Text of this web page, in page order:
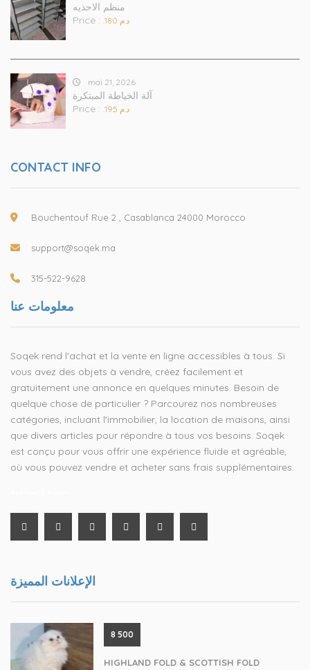
منظم الاحذيه
Price :
.د.م 180
mai 21, 2026
آلة الخياطة المبتكرة
Price :
.د.م 195
CONTACT INFO
Bouchentouf Rue 2 , Casablanca 24000 Morocco
support@soqek.ma
315-522-9628
معلومات عنا
Soqek rend l'achat et la vente en ligne accessibles à tous. Si
vous avez des objets à vendre, créez facilement et
gratuitement une annonce en quelques minutes. Besoin de
quelque chose de particulier ? Parcourez nos nombreuses
catégories, incluant l'immobilier, la location de maisons, ainsi
que divers articles pour répondre à tous vos besoins. Soqek
est conçu pour vous offrir une expérience fluide et agréable,
où vous pouvez vendre et acheter sans frais supplémentaires.
الإعلانات المميزة
8 500
HIGHLAND FOLD & SCOTTISH FOLD